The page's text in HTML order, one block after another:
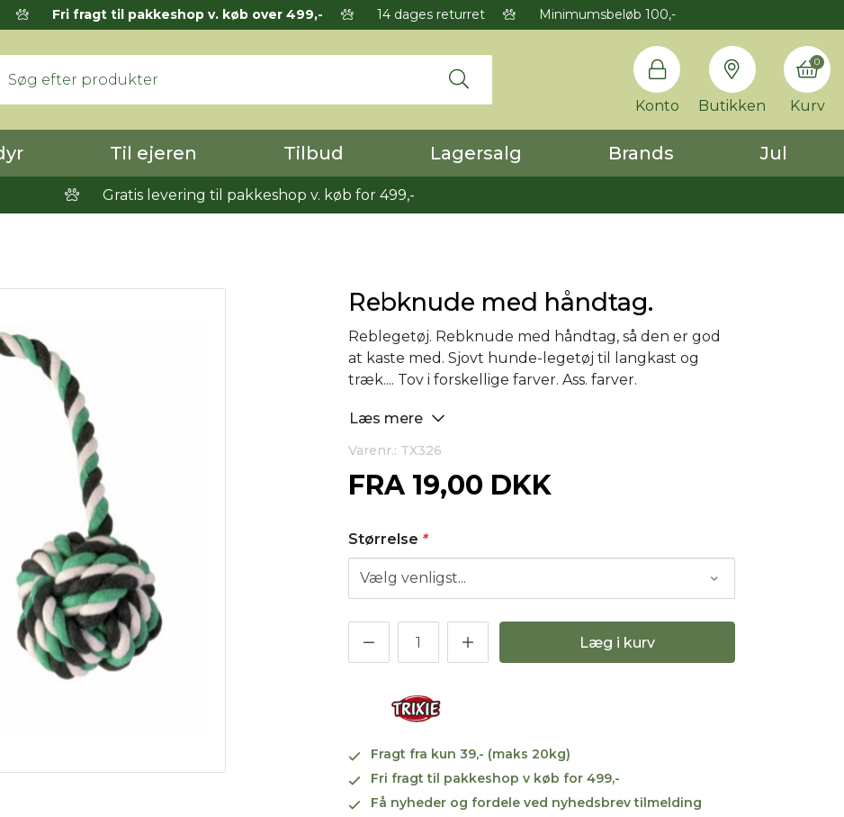
Fri fragt til pakkeshop v. køb over 499,- 14 dages returret Minimumsbeløb 100,-
Konto Butikken Kurv
0
Til ejeren Tilbud Lagersalg Brands Jul
Gratis levering til pakkeshop v. køb for 499,-
Rebknude med håndtag.
Reblegetøj. Rebknude med håndtag, så den er god
at kaste med. Sjovt hunde-legetøj til langkast og
træk.... Tov i forskellige farver. Ass. farver.
Læs mere
Varenr.: TX326
FRA 19,00 DKK
Størrelse *
Læg i kurv
Fragt fra kun 39,- (maks 20kg)
Fri fragt til pakkeshop v køb for 499,-
Få nyheder og fordele ved nyhedsbrev tilmelding